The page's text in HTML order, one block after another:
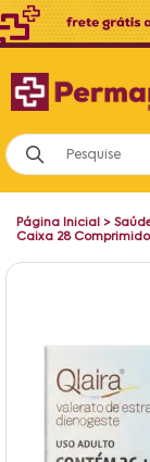
Página Inicial >
Caixa 28